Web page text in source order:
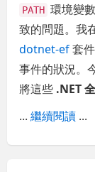
PATH 環境變
致的問題。我
dotnet-ef套
事件的狀況。
將這些 .NET
...繼續閱讀 ...